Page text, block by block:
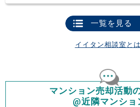
一覧を見る
イイタン相談室とは
マンション売却活動
@近隣マンショ